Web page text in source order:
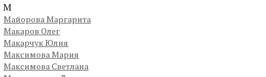
М
Майорова Маргарита
Макаров Олег
Макарчук Юлия
Максимова Мария
Максимова Светлана